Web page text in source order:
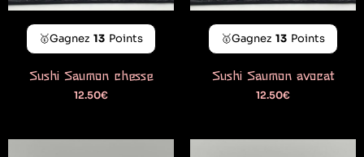
🥇Gagnez 13 Points
Sushi Saumon chesse
12.50€
🥇Gagnez 13 Points
Sushi Saumon avocat
12.50€